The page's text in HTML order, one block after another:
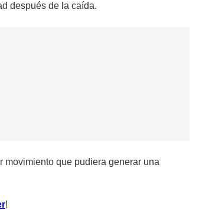
después de la caída.
que pudiera generar una
!